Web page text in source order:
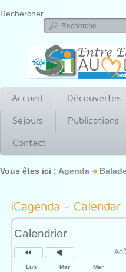
Rechercher
Accueil Découvertes
Séjours
Publications
Contact
Vous êtes ici : Agenda
iCagenda - Calendar
Calendrier
précédente précédent
Lun Mar Mer